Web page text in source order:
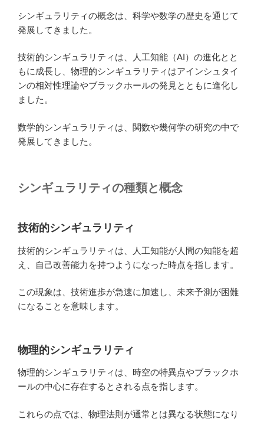
シンギュラリティの概念は、科学や数学の歴史を通じて
発展してきました。
技術的シンギュラリティは、人工知能（AI）の進化とと
もに成長し、物理的シンギュラリティはアインシュタイ
ンの相対性理論やブラックホールの発見とともに進化し
ました。
数学的シンギュラリティは、関数や幾何学の研究の中で
発展してきました。
シンギュラリティの種類と概念
技術的シンギュラリティ
技術的シンギュラリティは、人工知能が人間の知能を超
え、自己改善能力を持つようになった時点を指します。
この現象は、技術進歩が急速に加速し、未来予測が困難
になることを意味します。
物理的シンギュラリティ
物理的シンギュラリティは、時空の特異点やブラックホ
ールの中心に存在するとされる点を指します。
これらの点では、物理法則が通常とは異なる状態になり